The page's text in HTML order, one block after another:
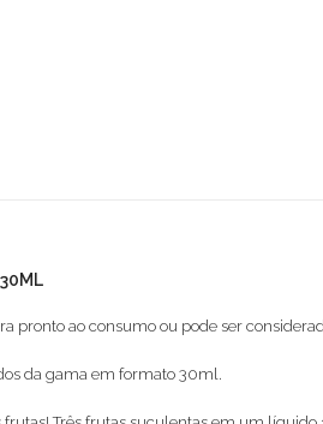
pronto ao consumo ou pode ser
da gama em formato 30ml.